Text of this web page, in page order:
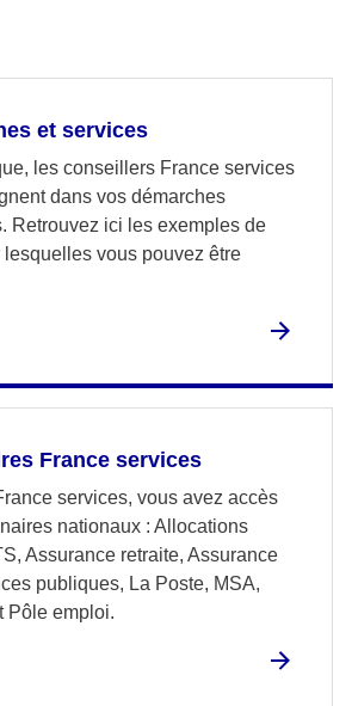
et services
les conseillers France services
dans vos démarches
Retrouvez ici les exemples de
vous pouvez être
France services
services, vous avez accès
nationaux : Allocations
Assurance retraite, Assurance
publiques, La Poste, MSA,
Pôle emploi.